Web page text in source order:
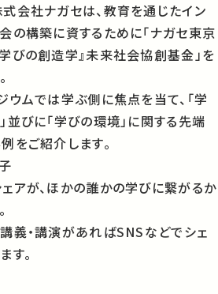
会社ナガセは、教育を通じたイン
の構築に資するために「ナガセ東京
びの創造学』未来社会協創基金」を
ウムでは学ぶ側に焦点を当て、「学
並びに「学びの環境」に関する先端
をご紹介します。
アが、ほかの誰かの学びに繋がるか
義・講演があればSNSなどでシェ
す。